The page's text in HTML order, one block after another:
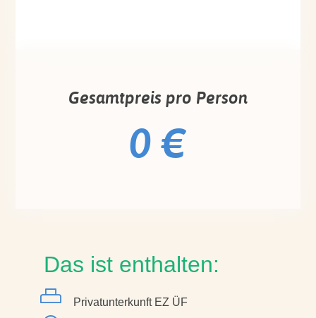
Gesamtpreis pro Person
0 €
Das ist enthalten:
Privatunterkunft EZ ÜF